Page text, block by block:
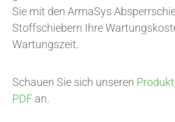
Sie mit den ArmaSys
Stoffschiebern Ihre
Wartungszeit.
Schauen Sie sich unseren
PDF an.